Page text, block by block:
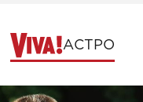
АСТРО